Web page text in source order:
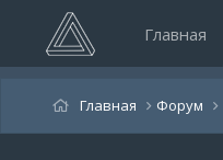
Главная
Главная Форум